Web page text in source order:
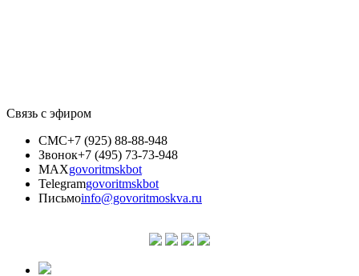
Связь с эфиром
СМС+7 (925) 88-88-948
Звонок+7 (495) 73-73-948
MAXgovoritmskbot
Telegramgovoritmskbot
Письмоinfo@govoritmoskva.ru